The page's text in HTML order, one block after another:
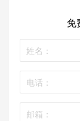
免